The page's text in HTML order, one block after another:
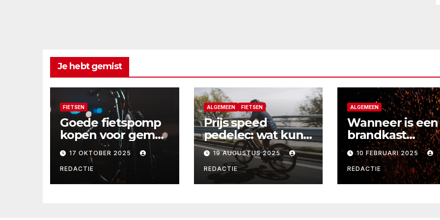
Je hebt gemist
FIETSEN
Goede fietspomp
kopen voor gemak
en veiligheid
onderweg
17 OKTOBER 2025
REDACTIE
ALGEMEEN FIETSEN
Prijs speed
pedelec: wat kun
je verwachten?
19 AUGUSTUS 2025
REDACTIE
ALGEMEEN
Wanneer is een
brandkast
onmisbaar voor
bedrijf of thuis?
10 FEBRUARI 2025
REDACTIE